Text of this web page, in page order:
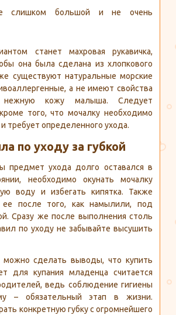
слишком большой и не очень
станет махровая рукавичка,
она была сделана из хлопкового
существуют натуральные морские
а не имеют свойства
нежную кожу малыша. Следует
того, что мочалку необходимо
требует определенного ухода.
по уходу за губкой
предмет ухода долго оставался в
необходимо окунать мочалку
воду и избегать кипятка. Также
после того, как намылили, под
Сразу же после выполнения столь
по уходу не забывайте высушить
можно сделать выводы, что купить
для купания младенца считается
ведь соблюдение гигиены
– обязательный этап в жизни.
конкретную губку с огромнейшего